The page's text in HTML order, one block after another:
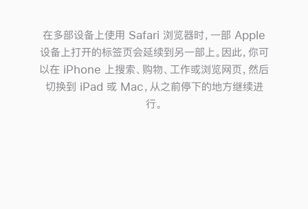
在多部设备上使用 Safari 浏览器时，一部 Apple
设备上打开的标签页会延续到另一部上。因此，你可
以在 iPhone 上搜索、购物、工作或浏览网页，然后
切换到 iPad 或 Mac，从之前停下的地方继续进
行。